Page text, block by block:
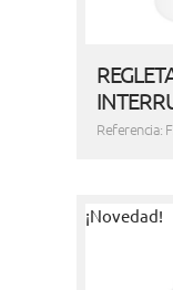
Referencia:
¡Novedad!